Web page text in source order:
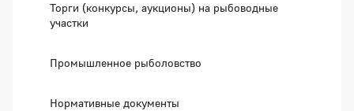
Торги (конкурсы, аукционы) на рыбоводные
участки
Промышленное рыболовство
Нормативные документы